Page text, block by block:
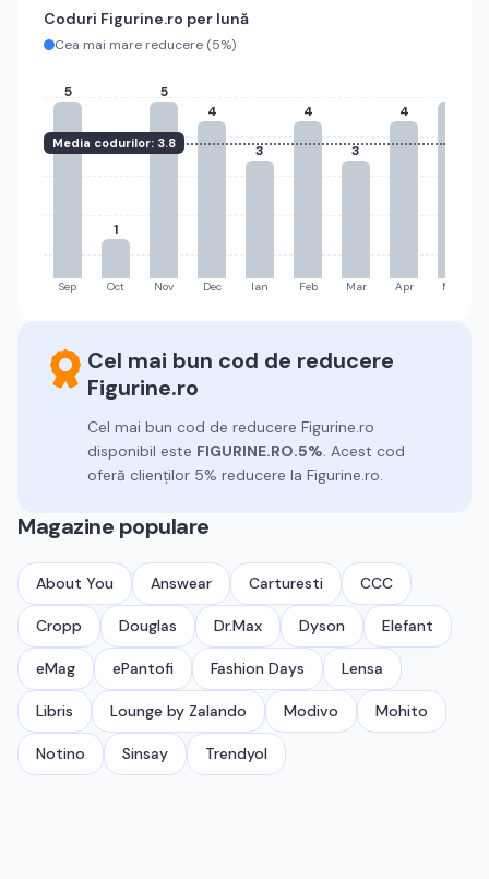
Coduri Figurine.ro per lună
Cea mai mare reducere (5%)
Media codurilor: 3.8
5
Sep
1
Oct
5
Nov
4
Dec
3
Ian
4
Feb
3
Mar
4
Apr Mai
Cel mai bun cod de reducere
Figurine.ro
Cel mai bun cod de reducere Figurine.ro
disponibil este FIGURINE.RO.5%. Acest cod
oferă clienților 5% reducere la Figurine.ro.
Magazine populare
About You Answear Carturesti CCC
Cropp Douglas Dr.Max Dyson Elefant
eMag ePantofi Fashion Days Lensa
Libris Lounge by Zalando Modivo Mohito
Notino Sinsay Trendyol